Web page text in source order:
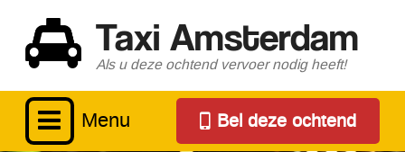
Taxi Amsterdam
Als u deze ochtend vervoer nodig heeft!
Menu Bel deze ochtend